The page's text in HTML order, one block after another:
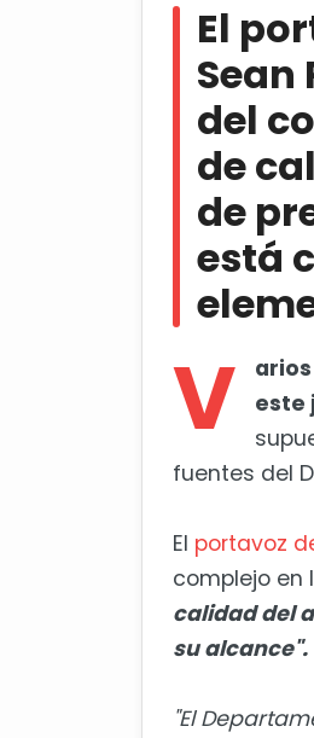
de
El
del
de
de
está
V
este
fuentes del
El portavoz
complejo en
calidad del
su alcance".
"El